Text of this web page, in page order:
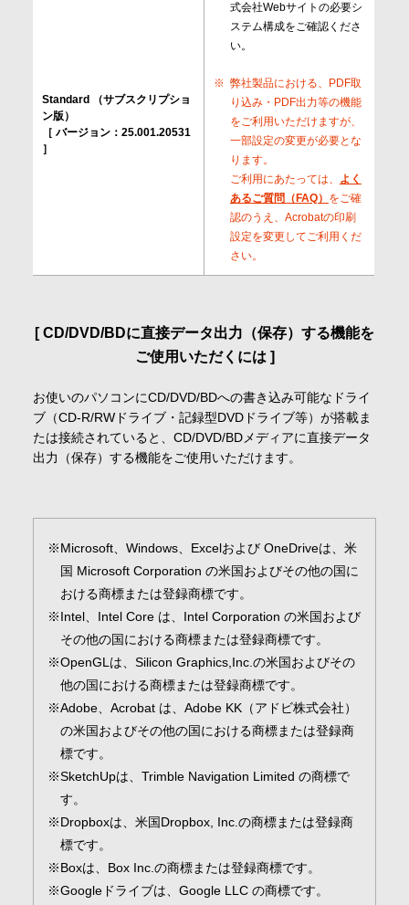
式会社Webサイトの必要シ
ステム構成をご確認くださ
い。
弊社製品における、PDF取
り込み・PDF出力等の機能
をご利用いただけますが、
一部設定の変更が必要とな
ります。
ご利用にあたっては、 よく
あるご質問（FAQ） をご確
認のうえ、Acrobatの印刷
設定を変更してご利用くだ
さい。
Standard （サブスクリプショ
ン版）
［ バージョン：25.001.20531
］
CD/DVD/BDに直接データ出力（保存）する機能を
ご使用いただくには
お使いのパソコンにCD/DVD/BDへの書き込み可能なドライ
ブ（CD-R/RWドライブ・記録型DVDドライブ等）が搭載ま
たは接続されていると、CD/DVD/BDメディアに直接データ
出力（保存）する機能をご使用いただけます。
Microsoft、Windows、Excelおよび OneDriveは、米
国 Microsoft Corporation の米国およびその他の国に
おける商標または登録商標です。
Intel、Intel Core は、Intel Corporation の米国および
その他の国における商標または登録商標です。
OpenGLは、Silicon Graphics,Inc.の米国およびその
他の国における商標または登録商標です。
Adobe、Acrobat は、Adobe KK（アドビ株式会社）
の米国およびその他の国における商標または登録商
標です。
SketchUpは、Trimble Navigation Limited の商標で
す。
Dropboxは、米国Dropbox, Inc.の商標または登録商
標です。
Boxは、Box Inc.の商標または登録商標です。
Googleドライブは、Google LLC の商標です。